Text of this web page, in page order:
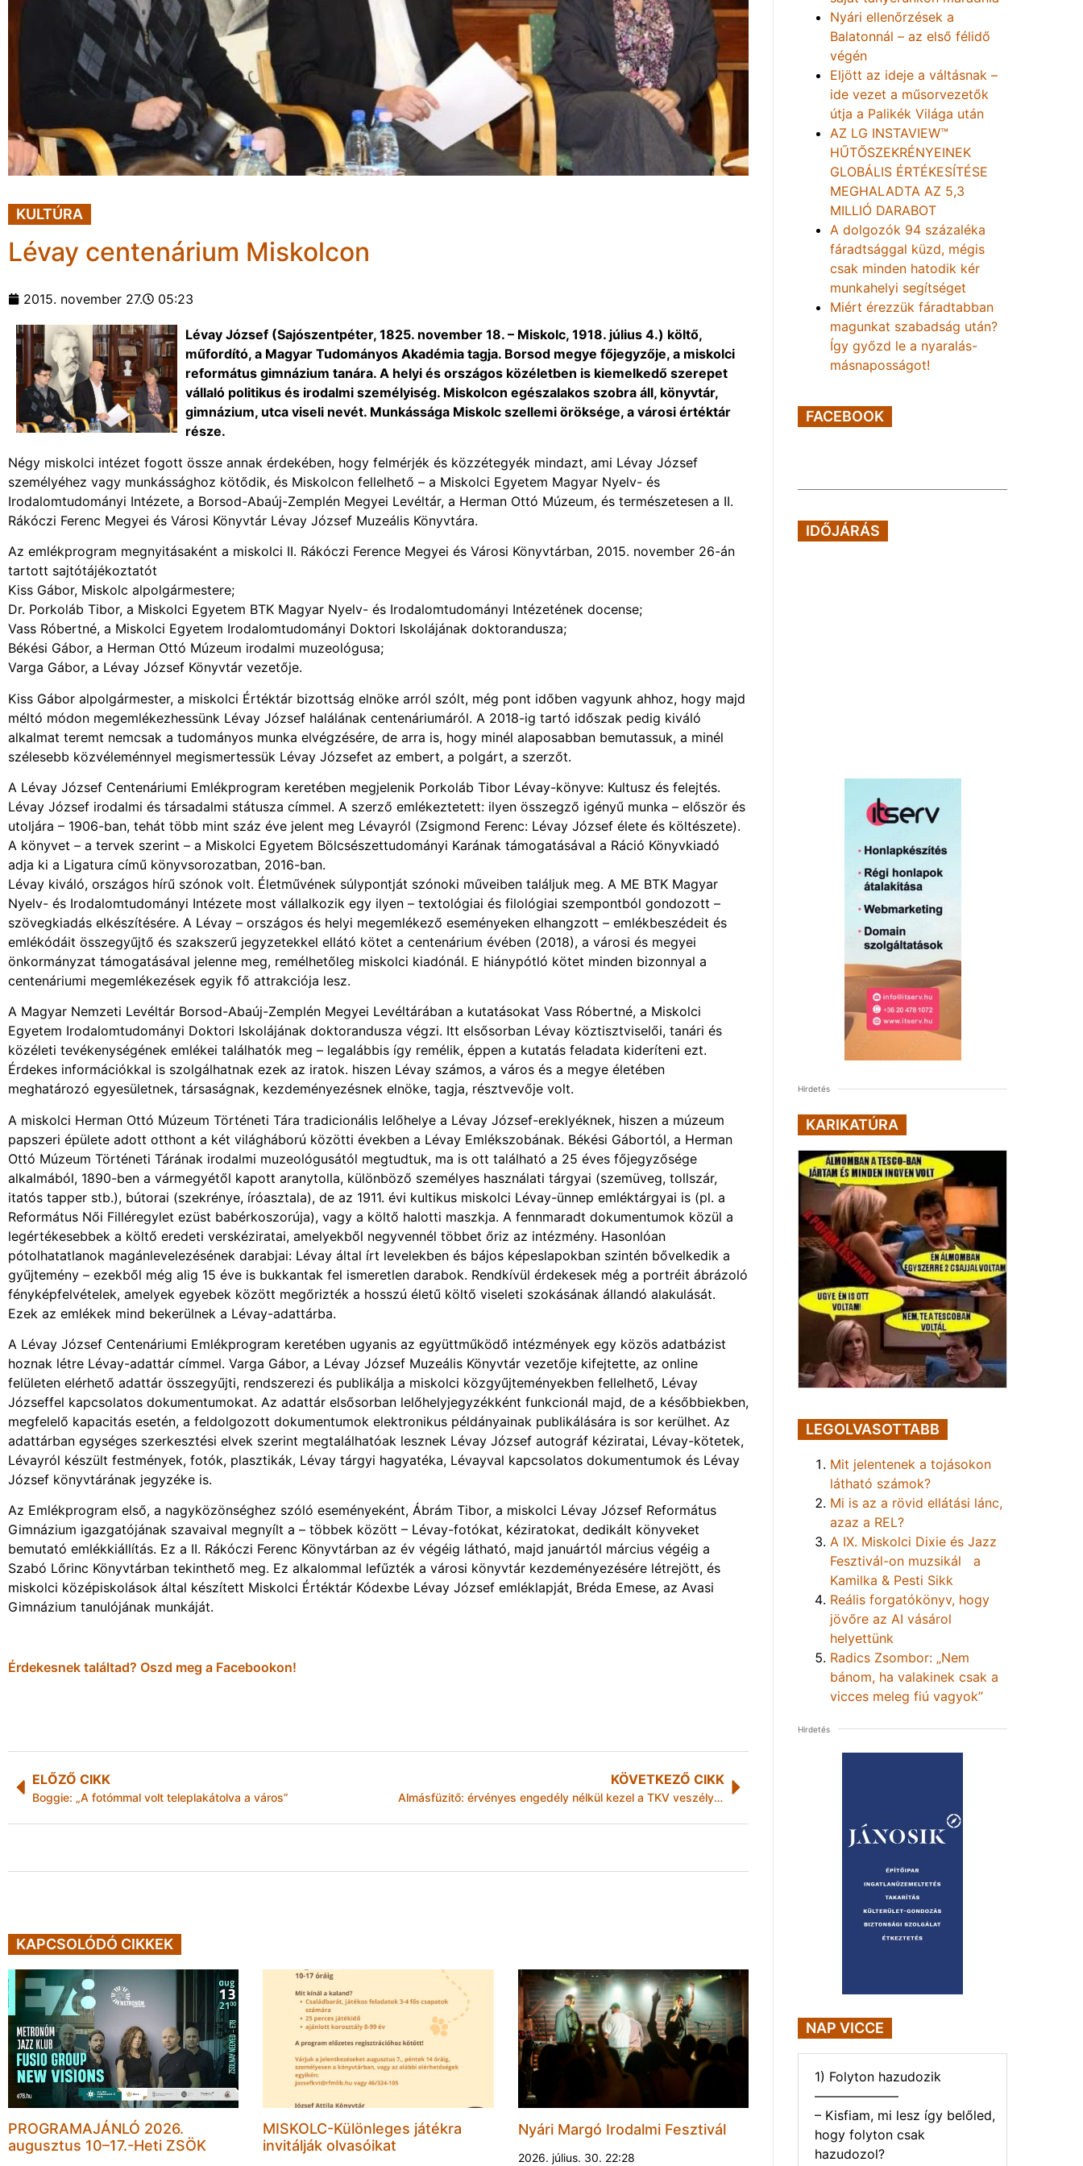
KULTÚRA
Lévay centenárium Miskolcon
2015. november 27. 05:23
Lévay József (Sajószentpéter, 1825. november 18. – Miskolc, 1918. július 4.) költő,
műfordító, a Magyar Tudományos Akadémia tagja. Borsod megye főjegyzője, a miskolci
református gimnázium tanára. A helyi és országos közéletben is kiemelkedő szerepet
vállaló politikus és irodalmi személyiség. Miskolcon egészalakos szobra áll, könyvtár,
gimnázium, utca viseli nevét. Munkássága Miskolc szellemi öröksége, a városi értéktár
része.
Négy miskolci intézet fogott össze annak érdekében, hogy felmérjék és közzétegyék mindazt, ami Lévay József
személyéhez vagy munkássághoz kötődik, és Miskolcon fellelhető – a Miskolci Egyetem Magyar Nyelv- és
Irodalomtudományi Intézete, a Borsod-Abaúj-Zemplén Megyei Levéltár, a Herman Ottó Múzeum, és természetesen a II.
Rákóczi Ferenc Megyei és Városi Könyvtár Lévay József Muzeális Könyvtára.
Az emlékprogram megnyitásaként a miskolci II. Rákóczi Ference Megyei és Városi Könyvtárban, 2015. november 26-án
tartott sajtótájékoztatót
Kiss Gábor, Miskolc alpolgármestere;
Dr. Porkoláb Tibor, a Miskolci Egyetem BTK Magyar Nyelv- és Irodalomtudományi Intézetének docense;
Vass Róbertné, a Miskolci Egyetem Irodalomtudományi Doktori Iskolájának doktorandusza;
Békési Gábor, a Herman Ottó Múzeum irodalmi muzeológusa;
Varga Gábor, a Lévay József Könyvtár vezetője.
Kiss Gábor alpolgármester, a miskolci Értéktár bizottság elnöke arról szólt, még pont időben vagyunk ahhoz, hogy majd
méltó módon megemlékezhessünk Lévay József halálának centenáriumáról. A 2018-ig tartó időszak pedig kiváló
alkalmat teremt nemcsak a tudományos munka elvégzésére, de arra is, hogy minél alaposabban bemutassuk, a minél
szélesebb közvéleménnyel megismertessük Lévay Józsefet az embert, a polgárt, a szerzőt.
A Lévay József Centenáriumi Emlékprogram keretében megjelenik Porkoláb Tibor Lévay-könyve: Kultusz és felejtés.
Lévay József irodalmi és társadalmi státusza címmel. A szerző emlékeztetett: ilyen összegző igényű munka – először és
utoljára – 1906-ban, tehát több mint száz éve jelent meg Lévayról (Zsigmond Ferenc: Lévay József élete és költészete).
A könyvet – a tervek szerint – a Miskolci Egyetem Bölcsészettudományi Karának támogatásával a Ráció Könyvkiadó
adja ki a Ligatura című könyvsorozatban, 2016-ban.
Lévay kiváló, országos hírű szónok volt. Életművének súlypontját szónoki műveiben találjuk meg. A ME BTK Magyar
Nyelv- és Irodalomtudományi Intézete most vállalkozik egy ilyen – textológiai és filológiai szempontból gondozott –
szövegkiadás elkészítésére. A Lévay – országos és helyi megemlékező eseményeken elhangzott – emlékbeszédeit és
emlékódáit összegyűjtő és szakszerű jegyzetekkel ellátó kötet a centenárium évében (2018), a városi és megyei
önkormányzat támogatásával jelenne meg, remélhetőleg miskolci kiadónál. E hiánypótló kötet minden bizonnyal a
centenáriumi megemlékezések egyik fő attrakciója lesz.
A Magyar Nemzeti Levéltár Borsod-Abaúj-Zemplén Megyei Levéltárában a kutatásokat Vass Róbertné, a Miskolci
Egyetem Irodalomtudományi Doktori Iskolájának doktorandusza végzi. Itt elsősorban Lévay köztisztviselői, tanári és
közéleti tevékenységének emlékei találhatók meg – legalábbis így remélik, éppen a kutatás feladata kideríteni ezt.
Érdekes információkkal is szolgálhatnak ezek az iratok. hiszen Lévay számos, a város és a megye életében
meghatározó egyesületnek, társaságnak, kezdeményezésnek elnöke, tagja, résztvevője volt.
A miskolci Herman Ottó Múzeum Történeti Tára tradicionális lelőhelye a Lévay József-ereklyéknek, hiszen a múzeum
papszeri épülete adott otthont a két világháború közötti években a Lévay Emlékszobának. Békési Gábortól, a Herman
Ottó Múzeum Történeti Tárának irodalmi muzeológusától megtudtuk, ma is ott található a 25 éves főjegyzősége
alkalmából, 1890-ben a vármegyétől kapott aranytolla, különböző személyes használati tárgyai (szemüveg, tollszár,
itatós tapper stb.), bútorai (szekrénye, íróasztala), de az 1911. évi kultikus miskolci Lévay-ünnep emléktárgyai is (pl. a
Református Női Filléregylet ezüst babérkoszorúja), vagy a költő halotti maszkja. A fennmaradt dokumentumok közül a
legértékesebbek a költő eredeti verskéziratai, amelyekből negyvennél többet őriz az intézmény. Hasonlóan
pótolhatatlanok magánlevelezésének darabjai: Lévay által írt levelekben és bájos képeslapokban szintén bővelkedik a
gyűjtemény – ezekből még alig 15 éve is bukkantak fel ismeretlen darabok. Rendkívül érdekesek még a portréit ábrázoló
fényképfelvételek, amelyek egyebek között megőrizték a hosszú életű költő viseleti szokásának állandó alakulását.
Ezek az emlékek mind bekerülnek a Lévay-adattárba.
A Lévay József Centenáriumi Emlékprogram keretében ugyanis az együttműködő intézmények egy közös adatbázist
hoznak létre Lévay-adattár címmel. Varga Gábor, a Lévay József Muzeális Könyvtár vezetője kifejtette, az online
felületen elérhető adattár összegyűjti, rendszerezi és publikálja a miskolci közgyűjteményekben fellelhető, Lévay
Józseffel kapcsolatos dokumentumokat. Az adattár elsősorban lelőhelyjegyzékként funkcionál majd, de a későbbiekben,
megfelelő kapacitás esetén, a feldolgozott dokumentumok elektronikus példányainak publikálására is sor kerülhet. Az
adattárban egységes szerkesztési elvek szerint megtalálhatóak lesznek Lévay József autográf kéziratai, Lévay-kötetek,
Lévayról készült festmények, fotók, plasztikák, Lévay tárgyi hagyatéka, Lévayval kapcsolatos dokumentumok és Lévay
József könyvtárának jegyzéke is.
Az Emlékprogram első, a nagyközönséghez szóló eseményeként, Ábrám Tibor, a miskolci Lévay József Református
Gimnázium igazgatójának szavaival megnyílt a – többek között – Lévay-fotókat, kéziratokat, dedikált könyveket
bemutató emlékkiállítás. Ez a II. Rákóczi Ferenc Könyvtárban az év végéig látható, majd januártól március végéig a
Szabó Lőrinc Könyvtárban tekinthető meg. Ez alkalommal lefűzték a városi könyvtár kezdeményezésére létrejött, és
miskolci középiskolások által készített Miskolci Értéktár Kódexbe Lévay József emléklapját, Bréda Emese, az Avasi
Gimnázium tanulójának munkáját.
Érdekesnek találtad? Oszd meg a Facebookon!
ELŐZŐ CIKK
Boggie: „A fotómmal volt teleplakátolva a város”
KÖVETKEZŐ CIKK
Almásfüzitő: érvényes engedély nélkül kezel a TKV veszélyes hulladékot
KAPCSOLÓDÓ CIKKEK
PROGRAMAJÁNLÓ 2026.
augusztus 10–17.-Heti ZSÖK
MISKOLC-Különleges játékra
invitálják olvasóikat
Nyári Margó Irodalmi Fesztivál
2026. július. 30. 22:28
Nyári ellenőrzések a
Balatonnál – az első félidő
végén
Eljött az ideje a váltásnak –
ide vezet a műsorvezetők
útja a Palikék Világa után
AZ LG INSTAVIEW™
HŰTŐSZEKRÉNYEINEK
GLOBÁLIS ÉRTÉKESÍTÉSE
MEGHALADTA AZ 5,3
MILLIÓ DARABOT
A dolgozók 94 százaléka
fáradtsággal küzd, mégis
csak minden hatodik kér
munkahelyi segítséget
Miért érezzük fáradtabban
magunkat szabadság után?
Így győzd le a nyaralás-
másnaposságot!
FACEBOOK
IDŐJÁRÁS
Hirdetés
KARIKATÚRA
LEGOLVASOTTABB
Mit jelentenek a tojásokon
látható számok?
Mi is az a rövid ellátási lánc,
azaz a REL?
A IX. Miskolci Dixie és Jazz
Fesztivál-on muzsikál a
Kamilka & Pesti Sikk
Reális forgatókönyv, hogy
jövőre az AI vásárol
helyettünk
Radics Zsombor: „Nem
bánom, ha valakinek csak a
vicces meleg fiú vagyok”
Hirdetés
NAP VICCE
1) Folyton hazudozik
——————–
– Kisfiam, mi lesz így belőled,
hogy folyton csak
hazudozol?